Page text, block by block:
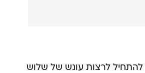
לרצות עונש של שלוש